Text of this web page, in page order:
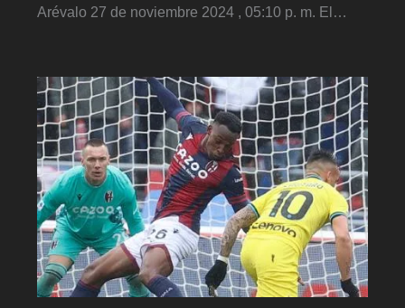
Arévalo 27 de noviembre 2024 , 05:10 p. m. El…